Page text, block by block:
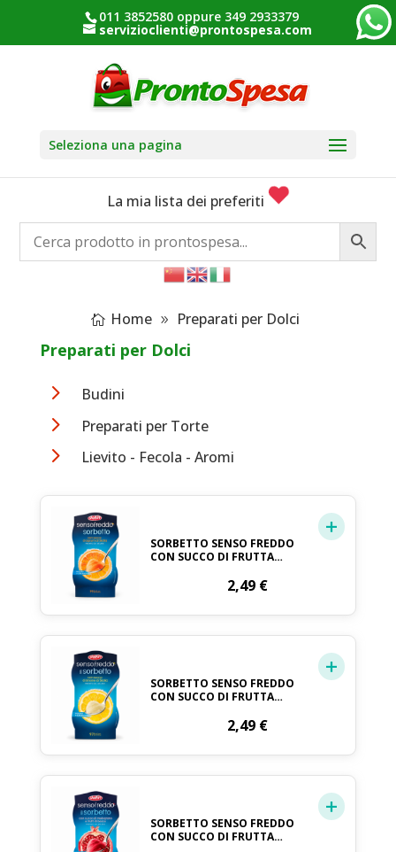
011 3852580 oppure 349 2933379
servizioclienti@prontospesa.com
Seleziona una pagina
La mia lista dei preferiti
Home Preparati per Dolci
Preparati per Dolci
5 Budini
5 Preparati per Torte
5 Lievito - Fecola - Aromi
SORBETTO SENSO FREDDO
CON SUCCO DI FRUTTA
DA GELARE DOLFIN 2 X 100
2,49 €
SORBETTO SENSO FREDDO
CON SUCCO DI FRUTTA
DA GELARE DOLFIN 2 X 100
2,49 €
SORBETTO SENSO FREDDO
CON SUCCO DI FRUTTA